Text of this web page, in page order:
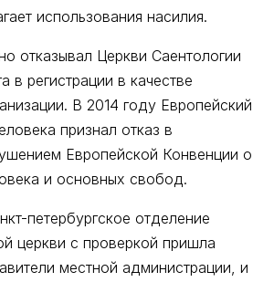
использования насилия.
отказывал Церкви Саентологии
в регистрации в качестве
В 2014 году Европейский
признал отказ в
Европейской Конвенции о
и основных свобод.
петербургское отделение
церкви с проверкой пришла
местной администрации, и